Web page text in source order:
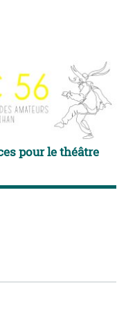
pour le théâtre